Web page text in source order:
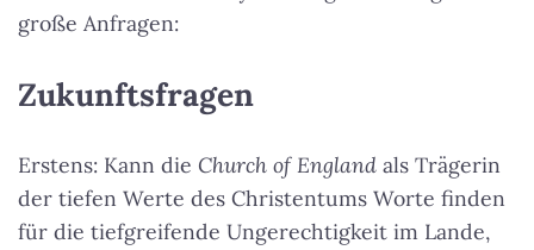
große Anfragen:
Zukunftsfragen
Erstens: Kann die Church of England als Trägerin
der tiefen Werte des Christentums Worte finden
für die tiefgreifende Ungerechtigkeit im Lande,